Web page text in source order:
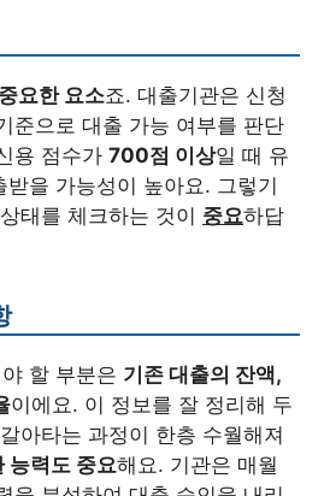
요한 요소죠. 대출기관은 신청
준으로 대출 가능 여부를 판단
용 점수가 700점 이상일 때 유
받을 가능성이 높아요. 그렇기
태를 체크하는 것이 중요하답
할 부분은 기존 대출의 잔액,
이에요. 이 정보를 잘 정리해 두
아타는 과정이 한층 수월해져
능력도 중요해요. 기관은 매월